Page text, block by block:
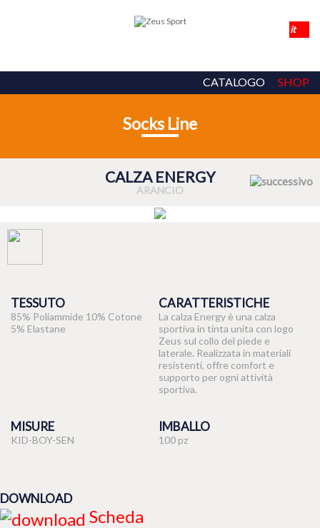
CATALOGO SHOP
Socks Line
CALZA ENERGY
ARANCIO
TESSUTO
85% Poliammide 10% Cotone
5% Elastane
CARATTERISTICHE
La calza Energy è una calza
sportiva in tinta unita con logo
Zeus sul collo del piede e
laterale. Realizzata in materiali
resistenti, offre comfort e
supporto per ogni attività
sportiva.
MISURE
KID-BOY-SEN
IMBALLO
100 pz
DOWNLOAD
Scheda